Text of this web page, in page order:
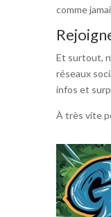
comme
Et surtout,
réseaux
infos et
À très vite